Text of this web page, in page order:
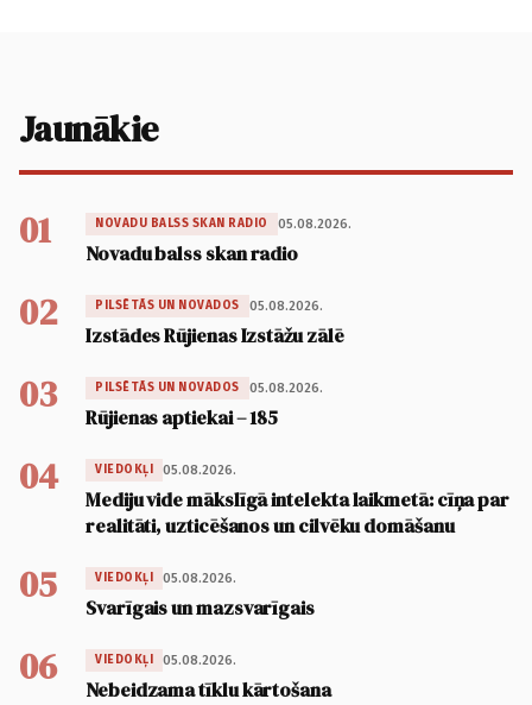
Jaunākie
01 NOVADU BALSS SKAN RADIO 05.08.2026.
Novadu balss skan radio
02 PILSĒTĀS UN NOVADOS 05.08.2026.
Izstādes Rūjienas Izstāžu zālē
03 PILSĒTĀS UN NOVADOS 05.08.2026.
Rūjienas aptiekai – 185
04 VIEDOKĻI 05.08.2026.
Mediju vide mākslīgā intelekta laikmetā: cīņa par
realitāti, uzticēšanos un cilvēku domāšanu
05 VIEDOKĻI 05.08.2026.
Svarīgais un mazsvarīgais
06 VIEDOKĻI 05.08.2026.
Nebeidzama tīklu kārtošana